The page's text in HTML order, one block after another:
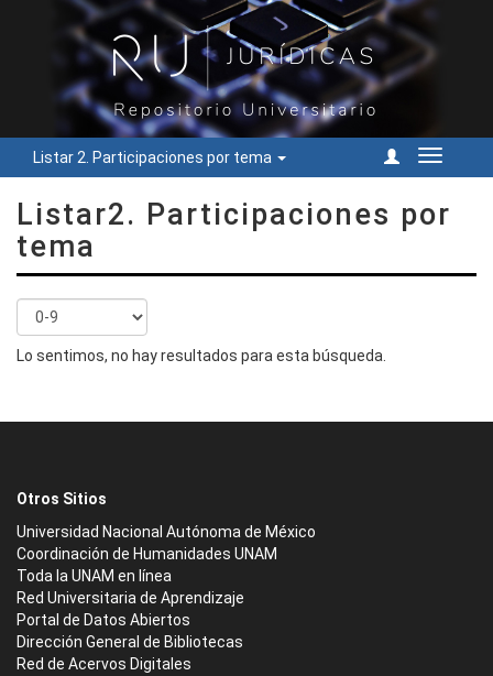
Listar 2. Participaciones por tema
Cambiar
Listar2. Participaciones por
tema
Lo sentimos, no hay resultados para esta búsqueda.
Otros Sitios
Universidad Nacional Autónoma de México
Coordinación de Humanidades UNAM
Toda la UNAM en línea
Red Universitaria de Aprendizaje
Portal de Datos Abiertos
Dirección General de Bibliotecas
Red de Acervos Digitales